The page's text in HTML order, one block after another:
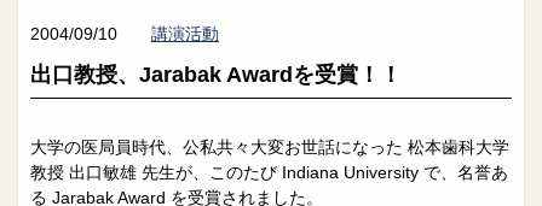
料金について
メール送信 相談室
2004/09/10 講演活動
出口教授、Jarabak Awardを受賞！！
大学の医局員時代、公私共々大変お世話になった 松本歯科大学
教授 出口敏雄 先生が、このたび Indiana University で、名誉あ
る Jarabak Award を受賞されました。